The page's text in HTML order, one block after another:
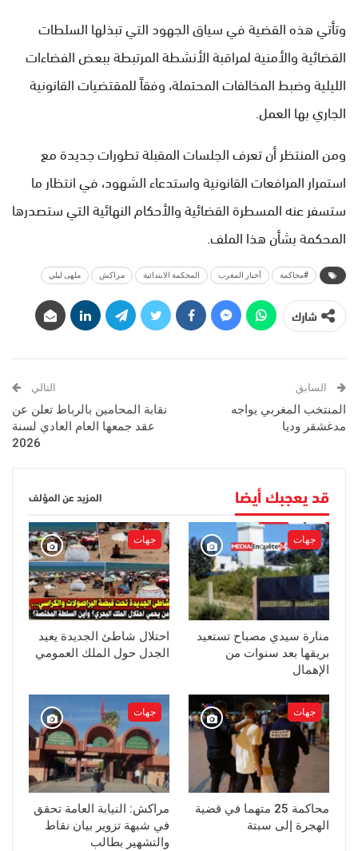
وتأتي هذه القضية في سياق الجهود التي تبذلها السلطات
القضائية والأمنية لمراقبة الأنشطة المرتبطة ببعض الفضاءات
الليلية وضبط المخالفات المحتملة، وفقاً للمقتضيات القانونية
الجاري بها العمل.
ومن المنتظر أن تعرف الجلسات المقبلة تطورات جديدة مع
استمرار المرافعات القانونية واستدعاء الشهود، في انتظار ما
ستسفر عنه المسطرة القضائية والأحكام النهائية التي ستصدرها
المحكمة بشأن هذا الملف.
#محاكمة أخبار المغرب المحكمة الابتدائية مراكش ملهى ليلي
شارك
السابق
المنتخب المغربي يواجه
مدغشقر وديا
التالي
نقابة المحامين بالرباط تعلن عن
عقد جمعها العام العادي لسنة
2026
قد يعجبك أيضا المزيد عن المؤلف
جهات
منارة سيدي مصباح تستعيد
بريقها بعد سنوات من
الإهمال
جهات
احتلال شاطئ الجديدة يعيد
الجدل حول الملك العمومي
جهات
محاكمة 25 متهما في قضية
الهجرة إلى سبتة
جهات
مراكش: النيابة العامة تحقق
في شبهة تزوير بيان نقاط
والتشهير بطالب